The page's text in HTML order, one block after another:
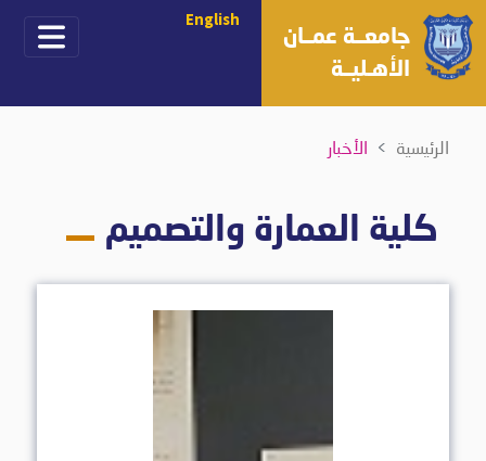
جامعــة عمــان
الأهـليــة
English
الرئيسية الأخبار
كلية العمارة والتصميم